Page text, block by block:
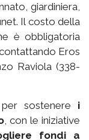
giardiniera,
Il costo della
è obbligatoria
Eros
Raviola (338-
sostenere i
, con le iniziative
fondi a